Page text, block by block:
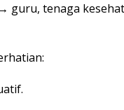
guru, tenaga